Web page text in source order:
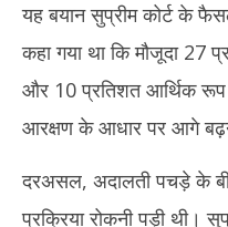
स्वास्थ्य मंत्री मांडविया ने दी
काउंसलिंग
9,
2022
यह बयान सुप्रीम कोर्ट के
कहा गया था कि मौजूदा 27
और 10 प्रतिशत आर्थिक
आरक्षण के आधार पर आगे
दरअसल, अदालती पचड़े के
प्रक्रिया रोकनी पड़ी थी।